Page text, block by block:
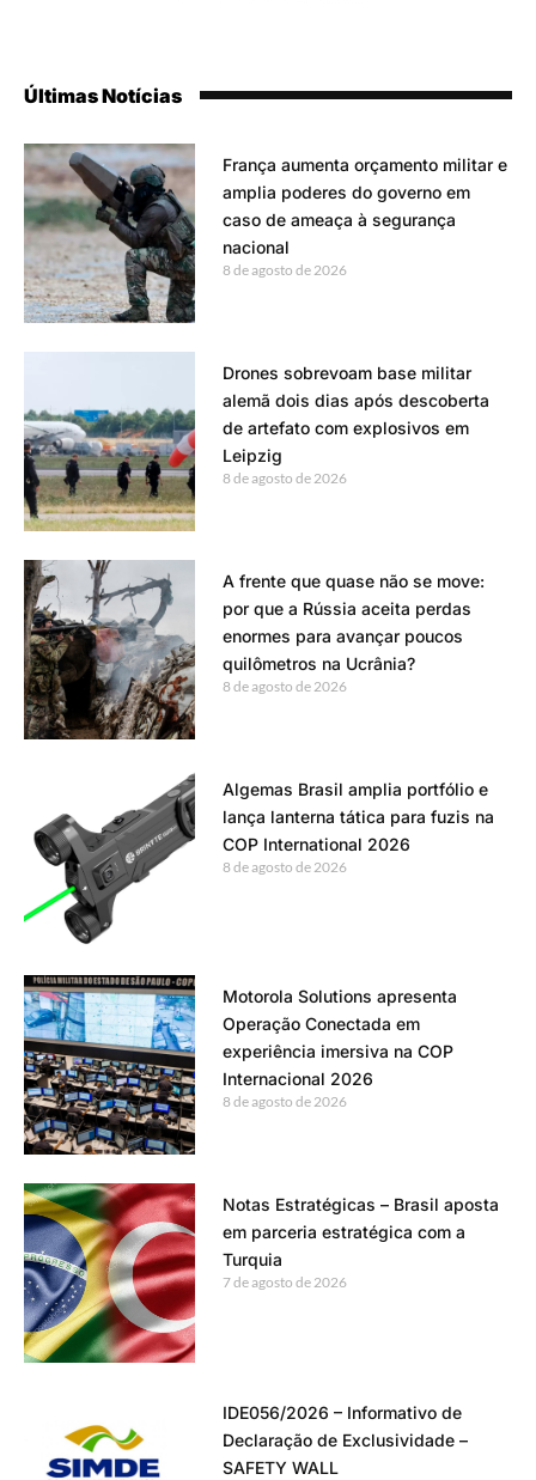
Últimas Notícias
França aumenta orçamento militar e
amplia poderes do governo em
caso de ameaça à segurança
nacional
8 de agosto de 2026
Drones sobrevoam base militar
alemã dois dias após descoberta
de artefato com explosivos em
Leipzig
8 de agosto de 2026
A frente que quase não se move:
por que a Rússia aceita perdas
enormes para avançar poucos
quilômetros na Ucrânia?
8 de agosto de 2026
Algemas Brasil amplia portfólio e
lança lanterna tática para fuzis na
COP International 2026
8 de agosto de 2026
Motorola Solutions apresenta
Operação Conectada em
experiência imersiva na COP
Internacional 2026
8 de agosto de 2026
Notas Estratégicas – Brasil aposta
em parceria estratégica com a
Turquia
7 de agosto de 2026
IDE056/2026 – Informativo de
Declaração de Exclusividade –
SAFETY WALL